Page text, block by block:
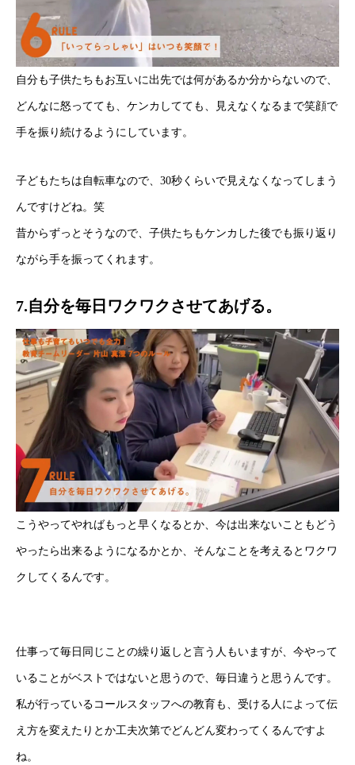
自分も子供たちもお互いに出先では何があるか分からないので、
どんなに怒ってても、ケンカしてても、見えなくなるまで笑顔で
手を振り続けるようにしています。
子どもたちは自転車なので、30秒くらいで見えなくなってしまう
んですけどね。笑
昔からずっとそうなので、子供たちもケンカした後でも振り返り
ながら手を振ってくれます。
7.自分を毎日ワクワクさせてあげる。
こうやってやればもっと早くなるとか、今は出来ないこともどう
やったら出来るようになるかとか、そんなことを考えるとワクワ
クしてくるんです。
仕事って毎日同じことの繰り返しと言う人もいますが、今やって
いることがベストではないと思うので、毎日違うと思うんです。
私が行っているコールスタッフへの教育も、受ける人によって伝
え方を変えたりとか工夫次第でどんどん変わってくるんですよ
ね。